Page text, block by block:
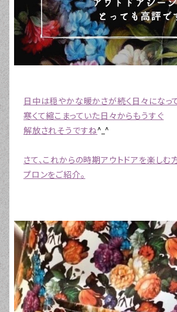
日中は穏やかな暖かさが続く日々になっ
寒くて縮こまっていた日々からもうすぐ
解放されそうですね^_^
さて、これからの時期アウトドアを楽しむ
プロンをご紹介。